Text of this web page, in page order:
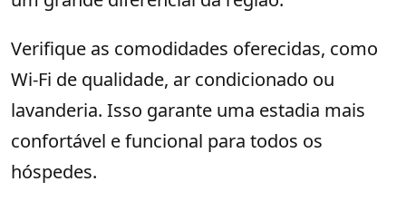
Verifique as comodidades oferecidas, como
Wi-Fi de qualidade, ar condicionado ou
lavanderia. Isso garante uma estadia mais
confortável e funcional para todos os
hóspedes.